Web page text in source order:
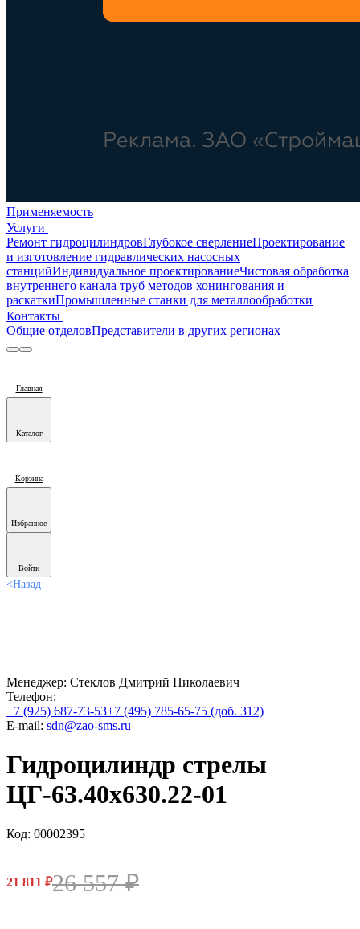
Применяемость
Услуги
Ремонт гидроцилиндровГлубокое сверлениеПроектирование
и изготовление гидравлических насосных
станцийИндивидуальное проектированиеЧистовая обработка
внутреннего канала труб методов хонингования и
раскаткиПромышленные станки для металлообработки
Контакты
Общие отделовПредставители в других регионах
Главная
Каталог
Корзина
Избранное
Войти
<Назад
Менеджер: Стеклов Дмитрий Николаевич
Телефон:
+7 (925) 687-73-53+7 (495) 785-65-75 (доб. 312)
E-mail: sdn@zao-sms.ru
Гидроцилиндр стрелы
ЦГ-63.40х630.22-01
Код: 00002395
21 811 ₽26 557₽